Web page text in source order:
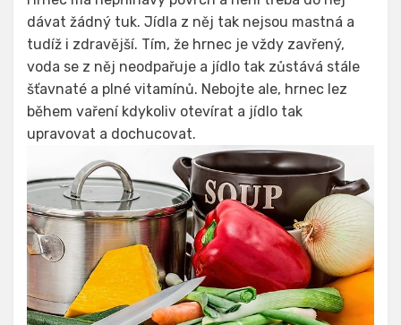
dávat žádný tuk. Jídla z něj tak nejsou mastná a
tudíž i zdravější. Tím, že hrnec je vždy zavřený,
voda se z něj neodpařuje a jídlo tak zůstává stále
šťavnaté a plné vitamínů. Nebojte ale, hrnec lez
během vaření kdykoliv otevírat a jídlo tak
upravovat a dochucovat.